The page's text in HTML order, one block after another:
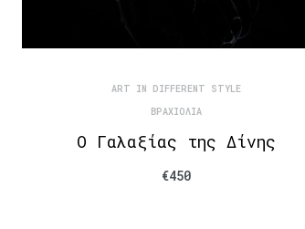
ART IN DIFFERENT STYLE
ΒΡΑΧΙΌΛΙΑ
Ο Γαλαξίας της Δίνης
€450